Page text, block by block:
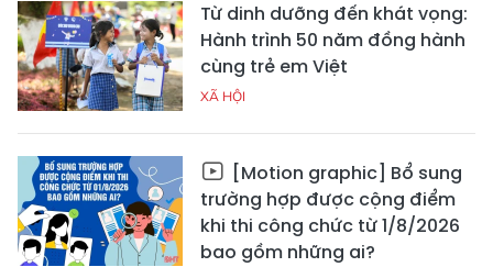
Từ dinh dưỡng đến khát vọng:
Hành trình 50 năm đồng hành
cùng trẻ em Việt
XÃ HỘI
[Motion graphic] Bổ sung
trường hợp được cộng điểm
khi thi công chức từ 1/8/2026
bao gồm những ai?